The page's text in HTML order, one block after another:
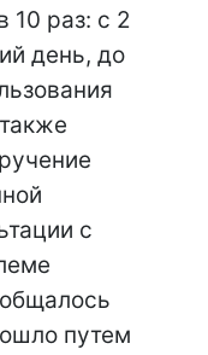
10 раз: с 2
день, до
с
путем